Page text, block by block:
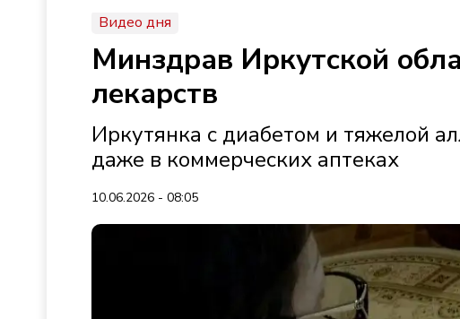
Видео дня
Минздрав Иркутской
лекарств
Иркутянка с диабетом и тяжелой
даже в коммерческих аптеках
10.06.2026 - 08:05